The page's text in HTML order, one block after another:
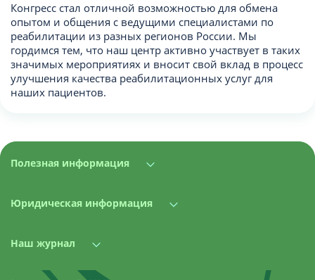
Конгресс стал отличной возможностью для обмена
опытом и общения с ведущими специалистами по
реабилитации из разных регионов России. Мы
гордимся тем, что наш центр активно участвует в таких
значимых мероприятиях и вносит свой вклад в процесс
улучшения качества реабилитационных услуг для
наших пациентов.
Полезная информация
Юридическая информация
Наш журнал